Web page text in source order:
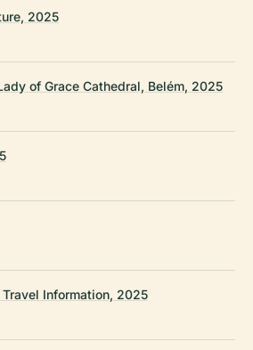
2025
of Grace Cathedral, Belém, 2025
Information, 2025